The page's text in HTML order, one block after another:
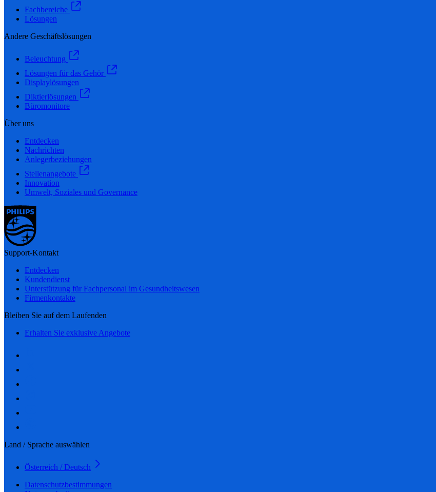
Fachbereiche
Lösungen
Andere Geschäftslösungen
Beleuchtung
Lösungen für das Gehör
Displaylösungen
Diktierlösungen
Büromonitore
Über uns
Entdecken
Nachrichten
Anlegerbeziehungen
Stellenangebote
Innovation
Umwelt, Soziales und Governance
Support-Kontakt
Entdecken
Kundendienst
Unterstützung für Fachpersonal im Gesundheitswesen
Firmenkontakte
Bleiben Sie auf dem Laufenden
Erhalten Sie exklusive Angebote
Land / Sprache auswählen
Österreich / Deutsch
Datenschutzbestimmungen